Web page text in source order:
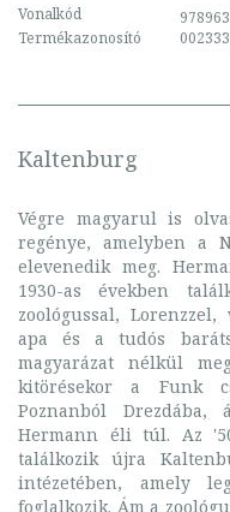
Vonalkód
Termékazonosító
Kaltenburg
Végre magyarul is
regénye, amelyben a
elevenedik meg.
1930-as években
zoológussal,
apa és a tudós
magyarázat nélkül
kitörésekor a Funk
Poznanból Drezdába,
Hermann éli túl. Az
találkozik újra
intézetében, amely
foglalkozik. Ám a